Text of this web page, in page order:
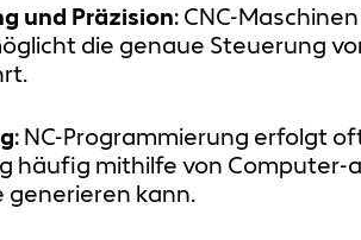
und Präzision: CNC-
die genaue Steuerung
: NC-Programmierung erfolgt
häufig mithilfe von
kann.